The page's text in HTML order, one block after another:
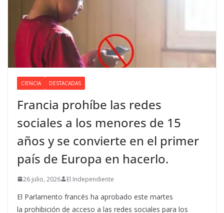
CIENCIA DESTACADAS
Francia prohíbe las redes
sociales a los menores de 15
años y se convierte en el primer
país de Europa en hacerlo.
26 julio, 2026 El Independiente
El Parlamento francés ha aprobado este martes
la prohibición de acceso a las redes sociales para los